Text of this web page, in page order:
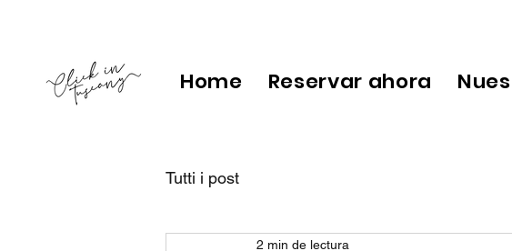
Home Reservar ahora
Tutti i post
2 min de lectura